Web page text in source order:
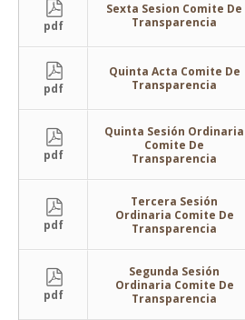
pdf
Sexta Sesion Comite De
Transparencia
pdf
Quinta Acta Comite De
Transparencia
pdf
Quinta Sesión Ordinaria
Comite De
Transparencia
pdf
Tercera Sesión
Ordinaria Comite De
Transparencia
pdf
Segunda Sesión
Ordinaria Comite De
Transparencia